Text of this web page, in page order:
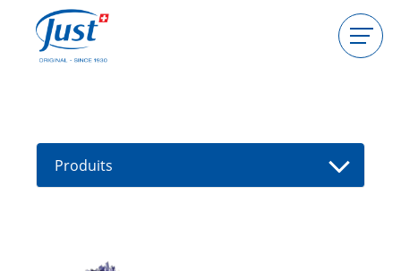
Devenir conseillère
Guides
Produits
Offres